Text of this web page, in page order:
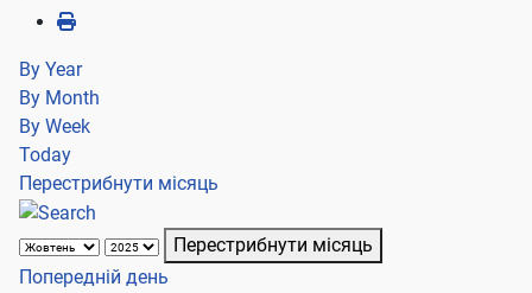
By Year
By Month
By Week
Today
Перестрибнути місяць
Перестрибнути місяць
Попередній день